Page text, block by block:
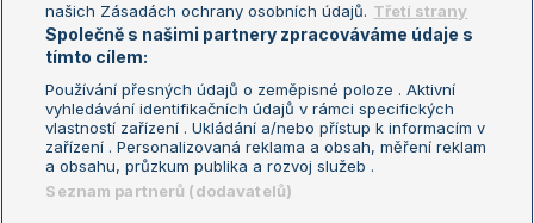
LS Prague Open
Podmínky užití
Nastavení soukromí
GDPR a žurnalistika
Reklama
Kontakt
Informace o zpracování osobních
údajů
našich Zásadách ochrany osobních údajů. Třetí strany
Společně s našimi partnery zpracováváme údaje s
tímto cílem:
Používání přesných údajů o zeměpisné poloze . Aktivní
vyhledávání identifikačních údajů v rámci specifických
vlastností zařízení . Ukládání a/nebo přístup k informacím v
zařízení . Personalizovaná reklama a obsah, měření reklam
a obsahu, průzkum publika a rozvoj služeb .
Seznam partnerů (dodavatelů)